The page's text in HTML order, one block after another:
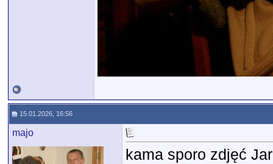
15.01.2026, 16:56
majo
kama sporo zdjęć